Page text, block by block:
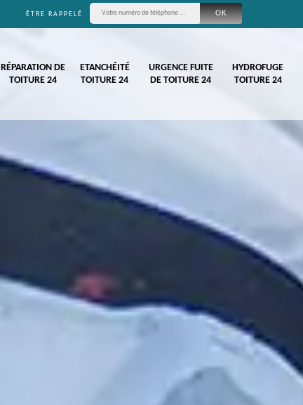
ÊTRE RAPPELÉ
RÉPARATION DE
TOITURE 24
ETANCHÉITÉ
TOITURE 24
URGENCE FUITE
DE TOITURE 24
HYDROFUGE
TOITURE 24